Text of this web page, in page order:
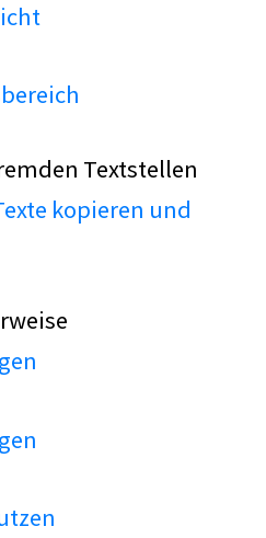
Textstellen
kopieren und